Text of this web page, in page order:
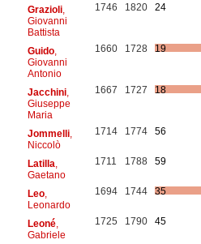
Grazioli,
Giovanni
Battista
1746 1820 24
Guido,
Giovanni
Antonio
1660 1728 19
Jacchini,
Giuseppe
Maria
1667 1727 18
Jommelli,
Niccolò
1714 1774 56
Latilla
Gaetano
1711 1788 59
Leo,
Leonardo
1694 1744 35
Leoné,
Gabriele
1725 1790 45